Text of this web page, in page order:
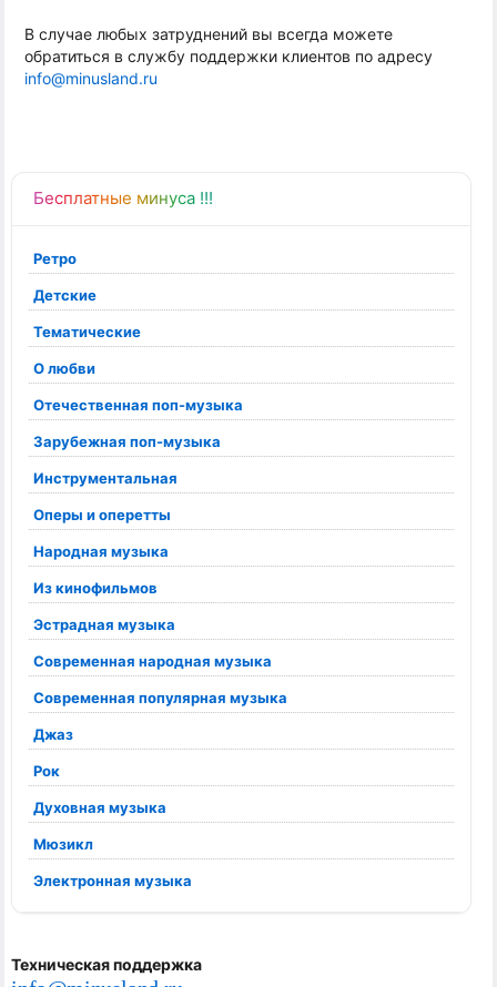
Бесплатные минуса !!!
Ретро
Детские
Тематические
О любви
Отечественная поп-музыка
Зарубежная поп-музыка
Инструментальная
Оперы и оперетты
Народная музыка
Из кинофильмов
Эстрадная музыка
Современная народная музыка
Современная популярная музыка
Джаз
Рок
Духовная музыка
Мюзикл
Электронная музыка
Техническая поддержка
В случае любых затруднений вы всегда можете
обратиться в службу поддержки клиентов по адресу
info@minusland.ru